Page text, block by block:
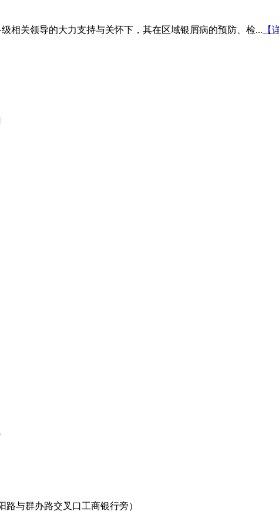
相关领导的大力支持与关怀下，其在区域银屑病的预防、检... 【
与群办路交叉口工商银行旁）